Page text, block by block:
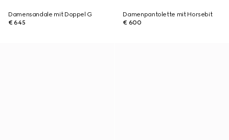
Damensandale mit Doppel G
€ 645
Damenpantolette mit Horsebit
€ 600